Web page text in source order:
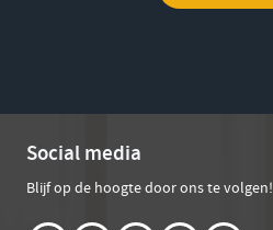
Social media
Blijf op de hoogte door ons te volgen!